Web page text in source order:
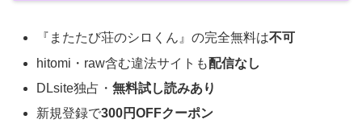
『またたび荘のシロくん』の完全無料は不可
hitomi・raw含む違法サイトも配信なし
DLsite独占・無料試し読みあり
新規登録で300円OFFクーポン